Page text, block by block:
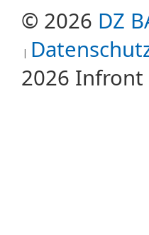
© 2026 DZ
2026 Infront